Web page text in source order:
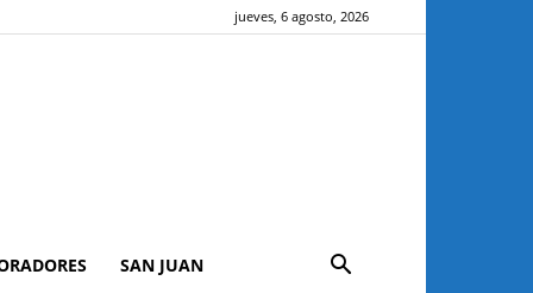
jueves, 6 agosto, 2026
SAN JUAN